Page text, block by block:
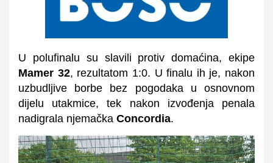
U polufinalu su slavili protiv domaćina, ekipe
Mamer 32, rezultatom 1:0. U finalu ih je, nakon
uzbudljive borbe bez pogodaka u osnovnom
dijelu utakmice, tek nakon izvođenja penala
nadigrala njemačka Concordia.